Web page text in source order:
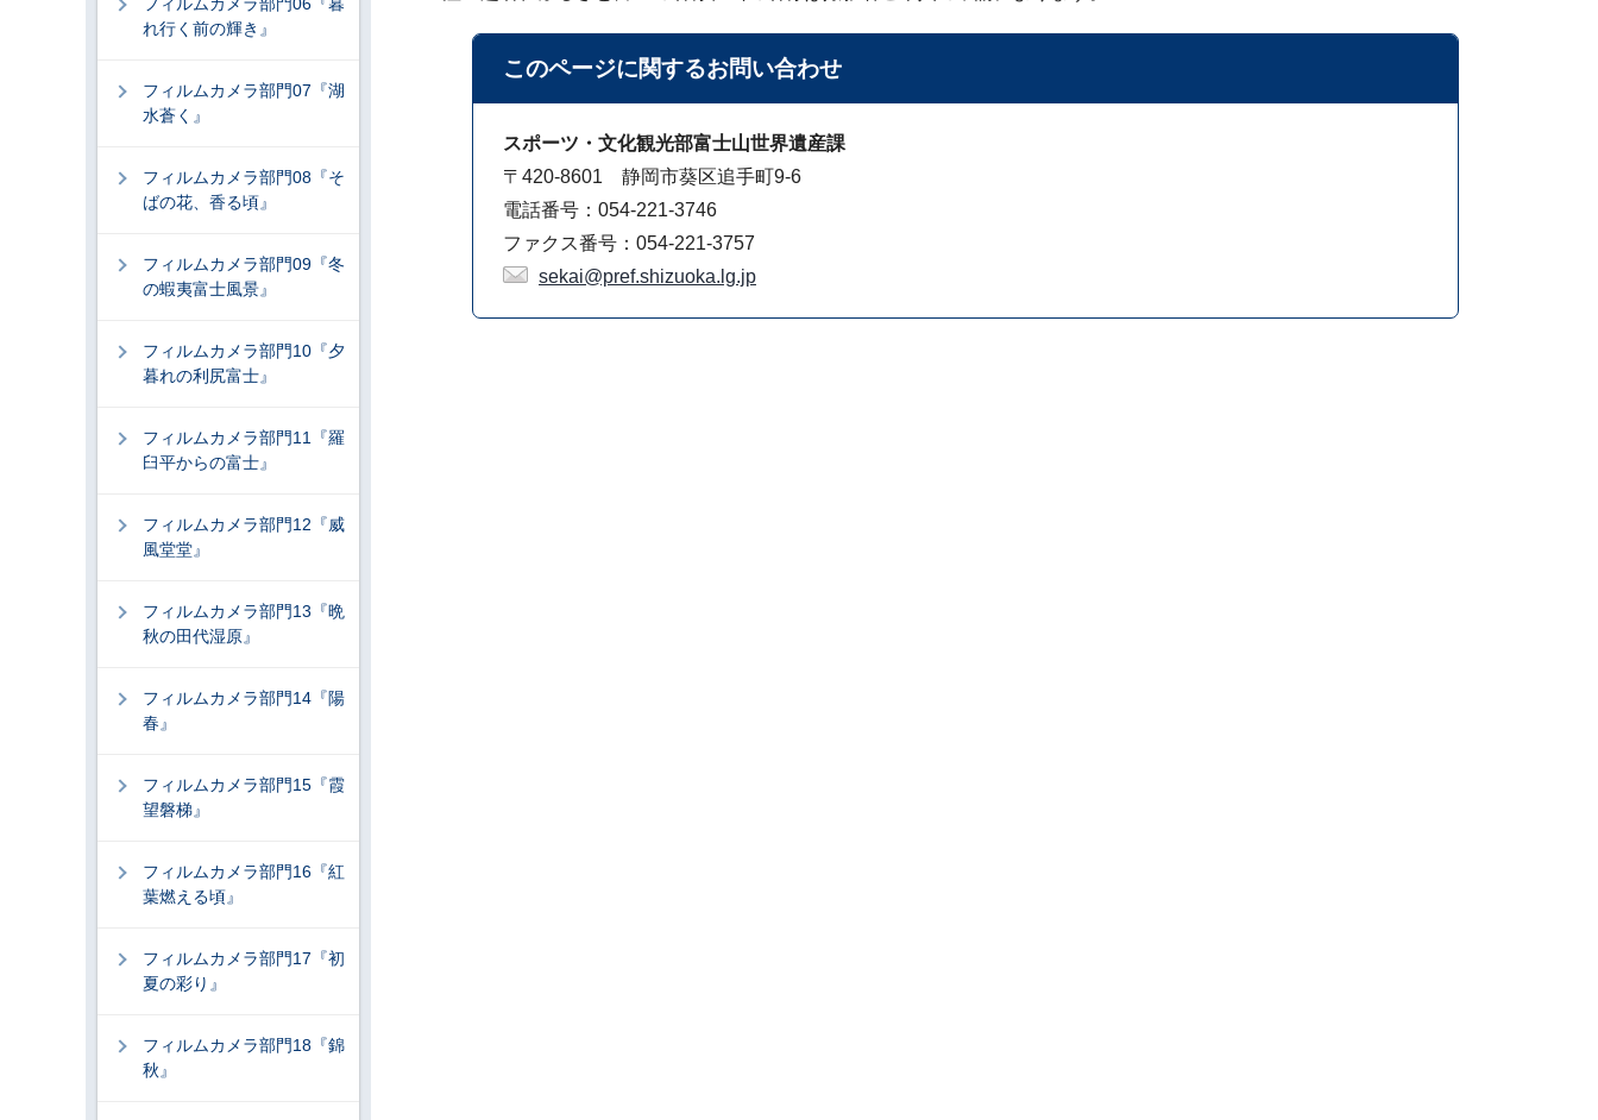
このページに関するお問い合わせ
スポーツ・文化観光部富士山世界遺産課
〒420-8601 静岡市葵区追手町9-6
電話番号：054-221-3746
ファクス番号：054-221-3757
sekai@pref.shizuoka.lg.jp
れ行く前の輝き』
フィルムカメラ部門07『湖
水蒼く』
フィルムカメラ部門08『そ
ばの花、香る頃』
フィルムカメラ部門09『冬
の蝦夷富士風景』
フィルムカメラ部門10『夕
暮れの利尻富士』
フィルムカメラ部門11『羅
臼平からの富士』
フィルムカメラ部門12『威
風堂堂』
フィルムカメラ部門13『晩
秋の田代湿原』
フィルムカメラ部門14『陽
春』
フィルムカメラ部門15『霞
望磐梯』
フィルムカメラ部門16『紅
葉燃える頃』
フィルムカメラ部門17『初
夏の彩り』
フィルムカメラ部門18『錦
秋』